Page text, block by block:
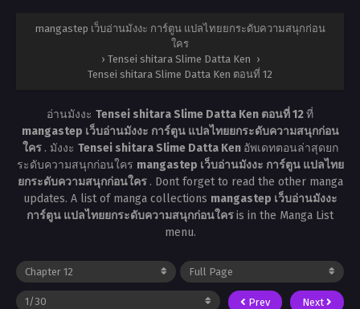
mangastep เว็บอ่านมังงะ การ์ตูน แปลไทยยกระดับความสนุกก่อน
ใคร
› Tensei shitara Slime Datta Ken ›
Tensei shitara Slime Datta Ken ตอนที่ 12
อ่านมังงะ Tensei shitara Slime Datta Ken ตอนที่ 12ที่
mangastep เว็บอ่านมังงะ การ์ตูน แปลไทยยกระดับความสนุกก่อน
ใคร . มังงะ Tensei shitara Slime Datta Ken อัพเดทตอนล่าสุดยก
ระดับความสนุกก่อนใคร mangastep เว็บอ่านมังงะ การ์ตูน แปลไทย
ยกระดับความสนุกก่อนใคร . Dont forget to read the other manga
updates. A list of manga collections mangastep เว็บอ่านมังงะ
การ์ตูน แปลไทยยกระดับความสนุกก่อนใครis in the Manga List
menu.
Prev Next